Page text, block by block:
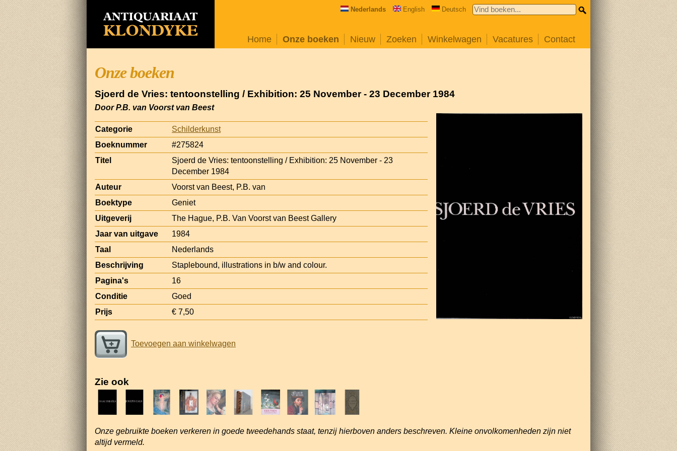
Nederlands English Deutsch
Home Onze boeken Nieuw Zoeken Winkelwagen Vacatures Contact
Onze boeken
Sjoerd de Vries: tentoonstelling / Exhibition: 25 November - 23 December 1984
Door P.B. van Voorst van Beest
Categorie
Schilderkunst
Boeknummer
#275824
Titel
Sjoerd de Vries: tentoonstelling / Exhibition: 25 November - 23
December 1984
Auteur
Voorst van Beest, P.B. van
Boektype
Geniet
Uitgeverij
The Hague, P.B. Van Voorst van Beest Gallery
Jaar van uitgave
1984
Taal
Nederlands
Beschrijving
Staplebound, illustrations in b/w and colour.
Pagina's
16
Conditie
Goed
Prijs
€ 7,50
Toevoegen aan winkelwagen
Zie ook
Onze gebruikte boeken verkeren in goede tweedehands staat, tenzij hierboven anders beschreven. Kleine onvolkomenheden zijn niet
altijd vermeld.